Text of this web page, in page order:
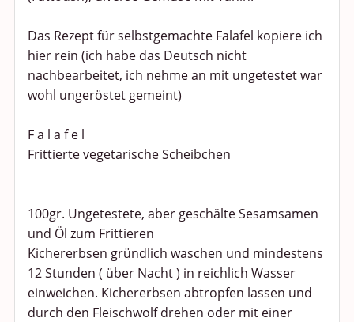
Das Rezept für selbstgemachte Falafel kopiere ich
hier rein (ich habe das Deutsch nicht
nachbearbeitet, ich nehme an mit ungetestet war
wohl ungeröstet gemeint)
F a l a f e l
Frittierte vegetarische Scheibchen
100gr. Ungetestete, aber geschälte Sesamsamen
und Öl zum Frittieren
Kichererbsen gründlich waschen und mindestens
12 Stunden ( über Nacht ) in reichlich Wasser
einweichen. Kichererbsen abtropfen lassen und
durch den Fleischwolf drehen oder mit einer